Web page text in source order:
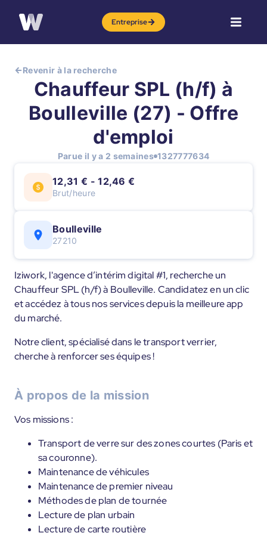
Entreprise
Revenir à la recherche
Chauffeur SPL (h/f) à
Boulleville (27) - Offre
d'emploi
Parue il y a 2 semaines 1327777634
12,31 € - 12,46 €
Brut/heure
Boulleville
27210
Iziwork, l'agence d’intérim digital #1, recherche un
Chauffeur SPL (h/f) à Boulleville. Candidatez en un clic
et accédez à tous nos services depuis la meilleure app
du marché.
Notre client, spécialisé dans le transport verrier,
cherche à renforcer ses équipes !
À propos de la mission
Vos missions :
Transport de verre sur des zones courtes (Paris et
sa couronne).
Maintenance de véhicules
Maintenance de premier niveau
Méthodes de plan de tournée
Lecture de plan urbain
Lecture de carte routière